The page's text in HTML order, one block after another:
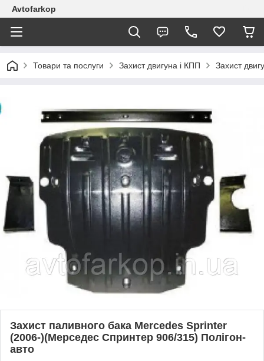
Avtofarkop
Товари та послуги Захист двигуна і КПП Захист
Захист паливного бака Mercedes Sprinter
(2006-)(Мерседес Спринтер 906/315) Полігон-
авто